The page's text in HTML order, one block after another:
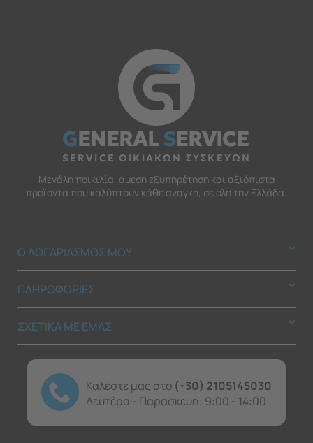
GENERALSERVICE
SERVICE ΟΙΚΙΑΚΩΝ ΣΥΣΚΕΥΩΝ
Μεγάλη ποικιλία, άμεση εξυπηρέτηση και αξιόπιστα
προϊόντα που καλύπτουν κάθε ανάγκη, σε όλη την Ελλάδα.
Ο ΛΟΓΑΡΙΑΣΜΟΣ ΜΟΥ
ΠΛΗΡΟΦΟΡΙΕΣ
ΣΧΕΤΙΚΑ ΜΕ ΕΜΑΣ
Καλέστε μας στο (+30) 2105145030
Δευτέρα - Παρασκευή: 9:00 - 14:00